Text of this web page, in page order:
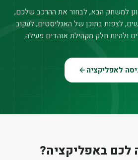
למשחק הבא, לבחור את ההרכב שלכם,
לצפות בתוכן של האנליסטים, לעקוב
ולהיות חלק מקהילת אוהדים פעילה.
לאפליקציה
לכם באפליקציה?